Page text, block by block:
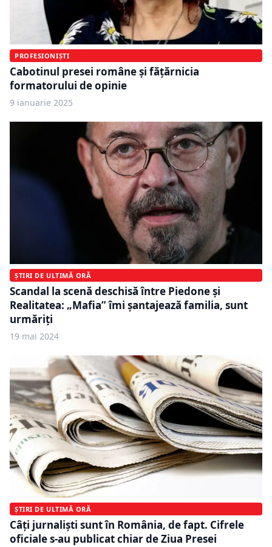
PROFESIONIȘTI
Cabotinul presei române și fățărnicia
formatorului de opinie
9 ianuarie 2025
ȘTIRI DE ULTIMĂ ORĂ
Scandal la scenă deschisă între Piedone şi
Realitatea: „Mafia” îmi şantajează familia, sunt
urmăriţi
19 mai 2024
ȘTIRI DE ULTIMĂ ORĂ
Câți jurnaliști sunt în România, de fapt. Cifrele
oficiale s-au publicat chiar de Ziua Presei